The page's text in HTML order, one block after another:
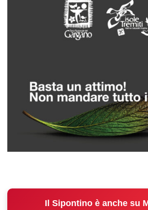
Il Sipontino è anche su